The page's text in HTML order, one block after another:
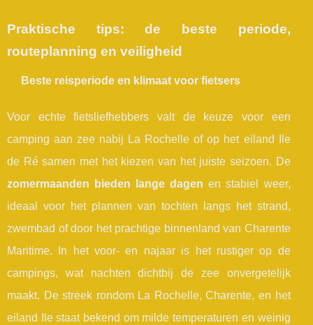
Praktische tips: de beste periode,
routeplanning en veiligheid
Beste reisperiode en klimaat voor fietsers
Voor echte fietsliefhebbers valt de keuze voor een
camping aan zee nabij La Rochelle of op het eiland Ile
de Ré samen met het kiezen van het juiste seizoen. De
zomermaanden bieden lange dagen en stabiel weer,
ideaal voor het plannen van tochten langs het strand,
zwembad of door het prachtige binnenland van Charente
Maritime. In het voor- en najaar is het rustiger op de
campings, wat nachten dichtbij de zee onvergetelijk
maakt. De streek rondom La Rochelle, Charente, en het
eiland Ile staat bekend om milde temperaturen en weinig